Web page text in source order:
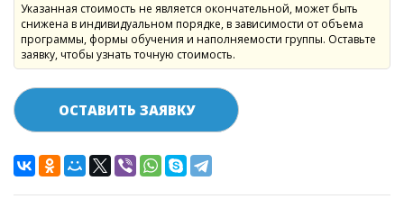
Указанная стоимость не является окончательной, может быть
снижена в индивидуальном порядке, в зависимости от объема
программы, формы обучения и наполняемости группы. Оставьте
заявку, чтобы узнать точную стоимость.
ОСТАВИТЬ ЗАЯВКУ